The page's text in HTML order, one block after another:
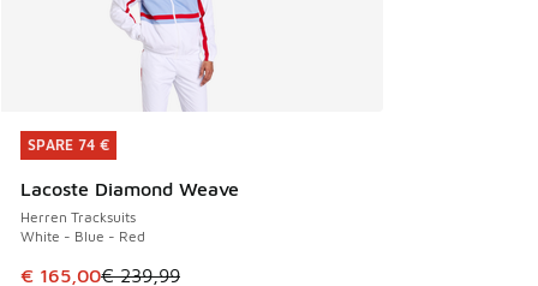
SPARE 74 €
Lacoste Diamond Weave
Herren Tracksuits
White - Blue - Red
Dieser Artikel ist im Sale. Der Preis ist von € 239,99 auf €
€ 165,00€ 239,99
SPARE 74 €